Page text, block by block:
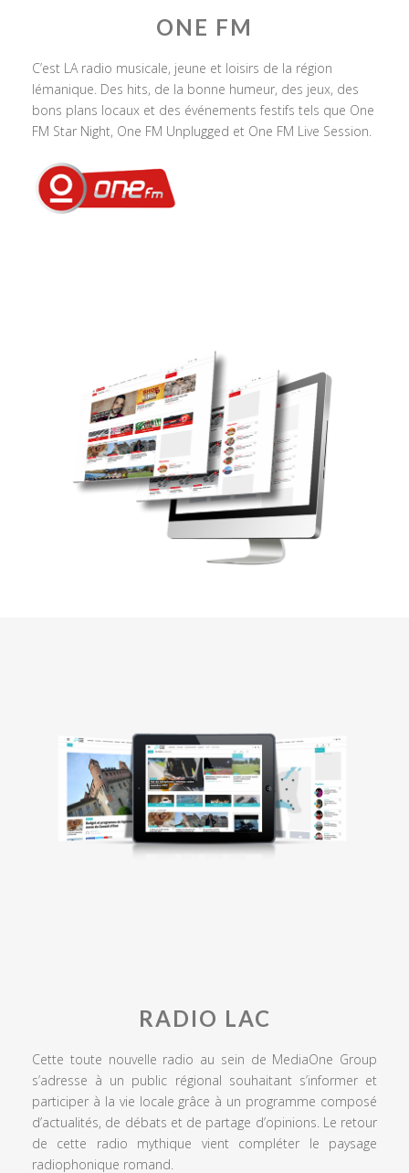
ONE FM
C’est LA radio musicale, jeune et loisirs de la région
lémanique. Des hits, de la bonne humeur, des jeux, des
bons plans locaux et des événements festifs tels que One
FM Star Night, One FM Unplugged et One FM Live Session.
RADIO LAC
Cette toute nouvelle radio au sein de MediaOne Group
s’adresse à un public régional souhaitant s’informer et
participer à la vie locale grâce à un programme composé
d’actualités, de débats et de partage d’opinions. Le retour
de cette radio mythique vient compléter le paysage
radiophonique romand.